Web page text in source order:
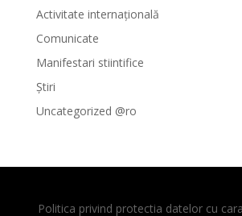
Activitate internațională
Comunicate
Manifestari stiintifice
Știri
Uncategorized @ro
Politica privind protectia datelor cu